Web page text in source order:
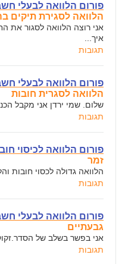
פורום הלוואה לבעלי
הלוואה לסגירת תיקים
אני רוצה הלוואה לסגור את
איך...
תגובות
פורום הלוואה לבעלי
הלוואה לסגרית חובות
שלום. שמי ירדן אני מקבל
תגובות
פורום הלוואה לכיסוי
זמר
הלוואה גדולה לכסוי חובות
תגובות
פורום הלוואה לבעלי
גבעתיים
אני בפשר בשלב של הסדר.זקוק ל 5000 שח.יש לי
תגובות